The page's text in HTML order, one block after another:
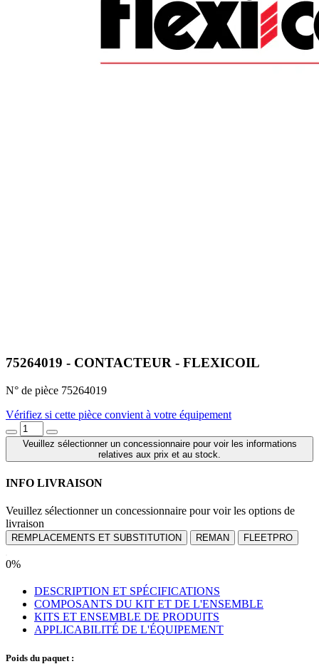
75264019 - CONTACTEUR - FLEXICOIL
N° de pièce 75264019
Vérifiez si cette pièce convient à votre équipement
Veuillez sélectionner un concessionnaire pour voir les informations
relatives aux prix et au stock.
INFO LIVRAISON
Veuillez sélectionner un concessionnaire pour voir les options de
livraison
REMPLACEMENTS ET SUBSTITUTION REMAN FLEETPRO
0%
DESCRIPTION ET SPÉCIFICATIONS
COMPOSANTS DU KIT ET DE L'ENSEMBLE
KITS ET ENSEMBLE DE PRODUITS
APPLICABILITÉ DE L'ÉQUIPEMENT
Poids du paquet :